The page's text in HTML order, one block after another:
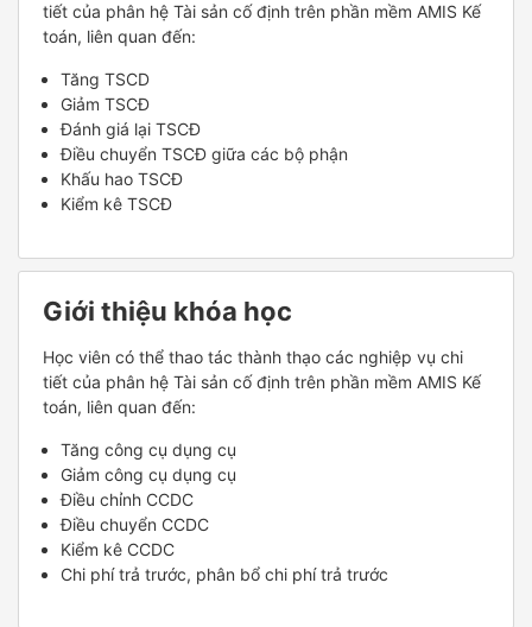
tiết của phân hệ Tài sản cố định trên phần mềm AMIS Kế
toán, liên quan đến:
Tăng TSCD
Giảm TSCĐ
Đánh giá lại TSCĐ
Điều chuyển TSCĐ giữa các bộ phận
Khấu hao TSCĐ
Kiểm kê TSCĐ
Giới thiệu khóa học
Học viên có thể thao tác thành thạo các nghiệp vụ chi
tiết của phân hệ Tài sản cố định trên phần mềm AMIS Kế
toán, liên quan đến:
Tăng công cụ dụng cụ
Giảm công cụ dụng cụ
Điều chỉnh CCDC
Điều chuyển CCDC
Kiểm kê CCDC
Chi phí trả trước, phân bổ chi phí trả trước